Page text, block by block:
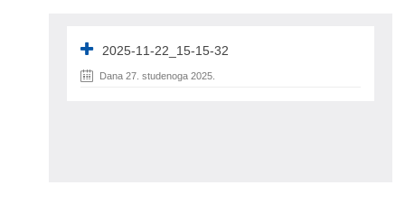
2025-11-22_15-15-32
Dana 27. studenoga 2025.